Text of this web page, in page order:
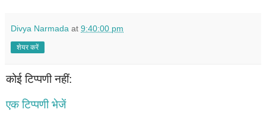
Divya Narmada at 9:40:00 pm
शेयर करें
कोई टिप्पणी नहीं:
एक टिप्पणी भेजें